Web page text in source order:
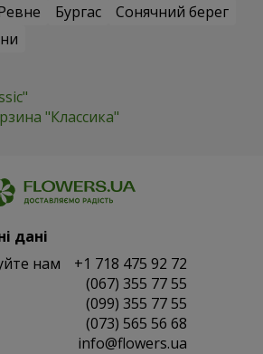
Бургас
Сонячний берег
"Классика"
дані
нам
+1 718 475 92 72
(067) 355 77 55
(099) 355 77 55
(073) 565 56 68
info@flowers.ua